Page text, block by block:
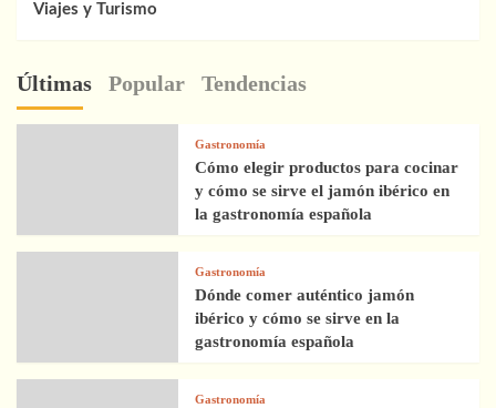
Viajes y Turismo
Últimas Popular Tendencias
Gastronomía
Cómo elegir productos para cocinar
y cómo se sirve el jamón ibérico en
la gastronomía española
Gastronomía
Dónde comer auténtico jamón
ibérico y cómo se sirve en la
gastronomía española
Gastronomía